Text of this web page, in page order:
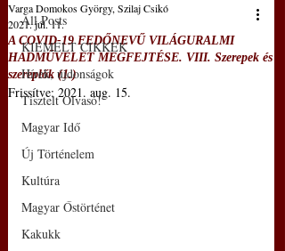
All Posts
KIEMELT CIKKEK
Hírek, újdonságok
Tisztelt Olvasó!
Magyar Idő
Új Történelem
Kultúra
Magyar Őstörténet
Kakukk
A COVID-19 FEDŐNEVŰ VILÁGURALMI
HADMŰVELET MEGFEJTÉSE. VIII. Szerepek és
szereplők (1.)
Varga Domokos György, Szilaj Csikó
2021. júl. 11.
Frissítve: 2021. aug. 15.